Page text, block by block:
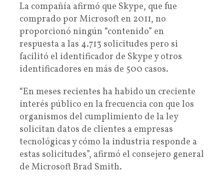
La compañía afirmó que Skype, que fue
comprado por Microsoft en 2011, no
proporcionó ningún “contenido” en
respuesta a las 4.713 solicitudes pero si
facilitó el identificador de Skype y otros
identificadores en más de 500 casos.
“En meses recientes ha habido un creciente
interés público en la frecuencia con que los
organismos del cumplimiento de la ley
solicitan datos de clientes a empresas
tecnológicas y cómo la industria responde a
estas solicitudes”, afirmó el consejero general
de Microsoft Brad Smith.